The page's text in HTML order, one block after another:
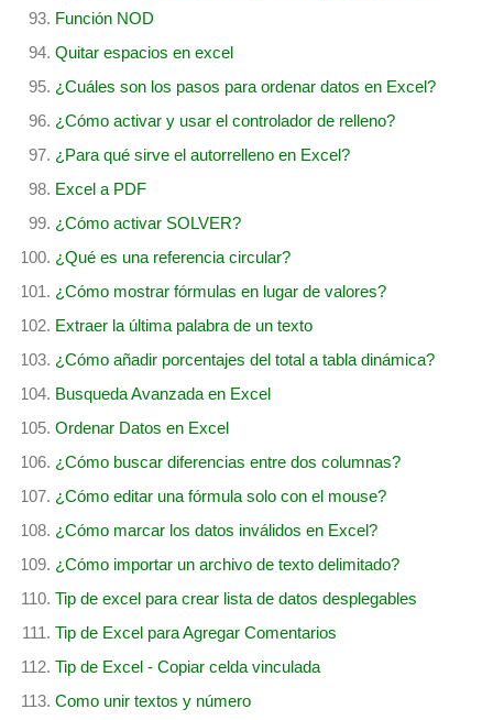
Función NOD
Quitar espacios en excel
¿Cuáles son los pasos para ordenar datos en Excel?
¿Cómo activar y usar el controlador de relleno?
¿Para qué sirve el autorrelleno en Excel?
Excel a PDF
¿Cómo activar SOLVER?
¿Qué es una referencia circular?
¿Cómo mostrar fórmulas en lugar de valores?
Extraer la última palabra de un texto
¿Cómo añadir porcentajes del total a tabla dinámica?
Busqueda Avanzada en Excel
Ordenar Datos en Excel
¿Cómo buscar diferencias entre dos columnas?
¿Cómo editar una fórmula solo con el mouse?
¿Cómo marcar los datos inválidos en Excel?
¿Cómo importar un archivo de texto delimitado?
Tip de excel para crear lista de datos desplegables
Tip de Excel para Agregar Comentarios
Tip de Excel - Copiar celda vinculada
Como unir textos y número